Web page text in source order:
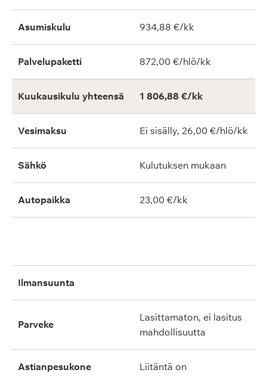
Asumiskulu 934,88 €/kk
Palvelupaketti 872,00 €/hlö/kk
Kuukausikulu yhteensä 1 806,88 €/kk
Vesimaksu Ei sisälly, 26,00 €/hlö/kk
Sähkö Kulutuksen mukaan
Autopaikka 23,00 €/kk
ilmansuunta
parveke
lasittamaton, ei lasitus
mahdollisuutta
astianpesukone liitäntä on